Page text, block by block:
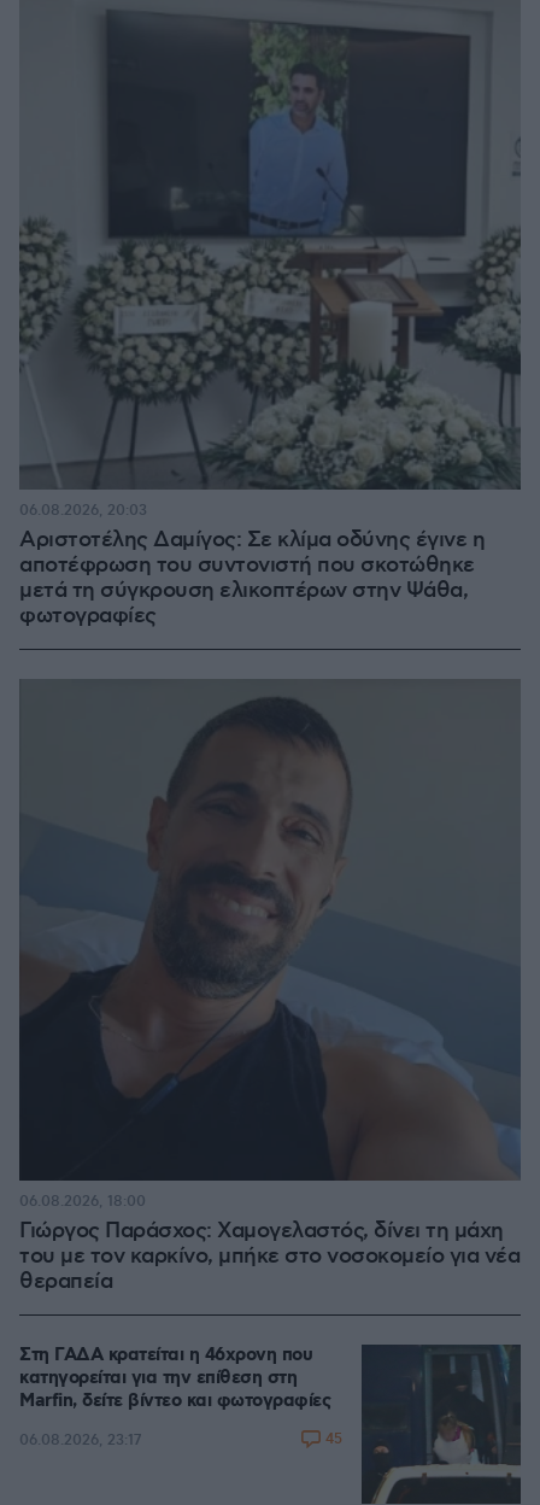
Αριστοτέλης Δαμίγος: Σε κλίμα οδύνης έγινε η
αποτέφρωση του συντονιστή που σκοτώθηκε
μετά τη σύγκρουση ελικοπτέρων στην Ψάθα,
φωτογραφίες
06.08.2026, 20:03
Γιώργος Παράσχος: Χαμογελαστός, δίνει τη μάχη
του με τον καρκίνο, μπήκε στο νοσοκομείο για νέα
θεραπεία
06.08.2026, 18:00
Στη ΓΑΔΑ κρατείται η 46χρονη που
κατηγορείται για την επίθεση στη
Marfin, δείτε βίντεο και φωτογραφίες
06.08.2026, 23:17 45